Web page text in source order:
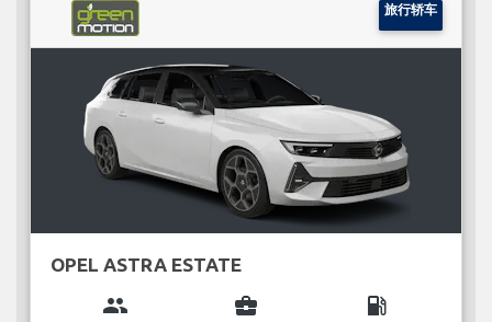
旅行轿车
OPEL ASTRA ESTATE
group business_center local_gas_station